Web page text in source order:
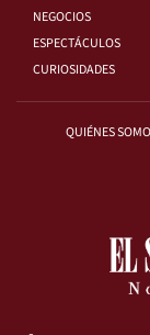
NEGOCIOS
ESPECTÁCULOS
CURIOSIDADES
QUIÉNES